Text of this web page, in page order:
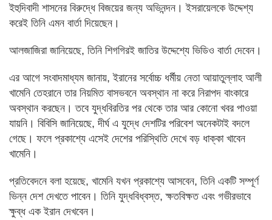
ইহুদিবাদী শাসনের বিরুদ্ধে বিজয়ের জন্য অভিনন্দন। ইসরায়েলকে উদ্দেশ্য
করেই তিনি এমন বার্তা দিয়েছেন।
আলজাজিরা জানিয়েছে, তিনি শিগগিরই জাতির উদ্দেশ্যে ভিডিও বার্তা দেবেন।
এর আগে সংবাদমাধ্যম জানায়, ইরানের সর্বোচ্চ ধর্মীয় নেতা আয়াতুল্লাহ আলী
খামেনি তেহরানে তার নিয়মিত বাসভবনে অবস্থান না করে নিরাপদ বাংকারে
অবস্থান করছেন। তবে যুদ্ধবিরতির পর থেকে তার আর কোনো খবর পাওয়া
যায়নি। বিবিসি জানিয়েছে, দীর্ঘ এ যুদ্ধে দেশটির পরিবেশ অনেকটাই বদলে
গেছে। ফলে প্রকাশ্যে এসেই দেশের পরিস্থিতি দেখে বড় ধাক্কা খাবেন
খামেনি।
প্রতিবেদনে বলা হয়েছে, খামেনি যখন প্রকাশ্যে আসবেন, তিনি একটি সম্পূর্ণ
ভিন্ন দেশ দেখতে পাবেন। তিনি যুদ্ধবিধ্বস্ত, ক্ষতবিক্ষত এবং গভীরভাবে
ক্ষুব্ধ এক ইরান দেখবেন।